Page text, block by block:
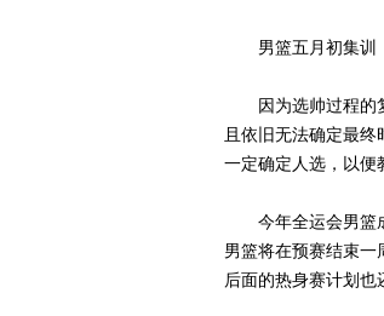
男篮五月初集训
因为选帅过程的复
且依旧无法确定最
一定确定人选，以便
今年全运会男篮成
男篮将在预赛结束一
后面的热身赛计划也